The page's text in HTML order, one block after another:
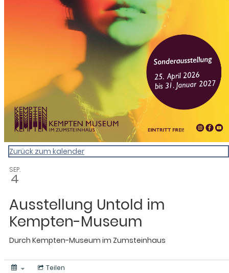
Zurück zum kalender
SEP.
4
Ausstellung Untold im
Kempten-Museum
Durch Kempten-Museum im Zumsteinhaus
Teilen